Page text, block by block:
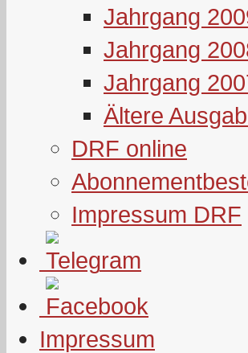
Jahrgang
Jahrgang
Jahrgang
Ältere
DRF online
Impressum DRF
Impressum